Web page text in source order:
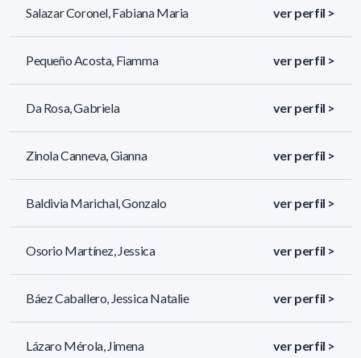
Salazar Coronel, Fabiana Maria ver perfil >
Pequeño Acosta, Fiamma ver perfil >
Da Rosa, Gabriela ver perfil >
Zinola Canneva, Gianna ver perfil >
Baldivia Marichal, Gonzalo ver perfil >
Osorio Martínez, Jessica ver perfil >
Báez Caballero, Jessica Natalie ver perfil >
Lázaro Mérola, Jimena ver perfil >